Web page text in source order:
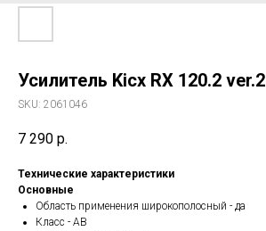
Усилитель Kicx RX 120.2 ver.2
SKU: 2061046
7 290 р.
Технические характеристики
Основные
Область применения широкополосный - да
Класс - AB